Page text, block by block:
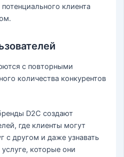
клиента
с повторными
количества конкурентов
D2C создают
где клиенты могут
с другом и даже узнавать
которые они